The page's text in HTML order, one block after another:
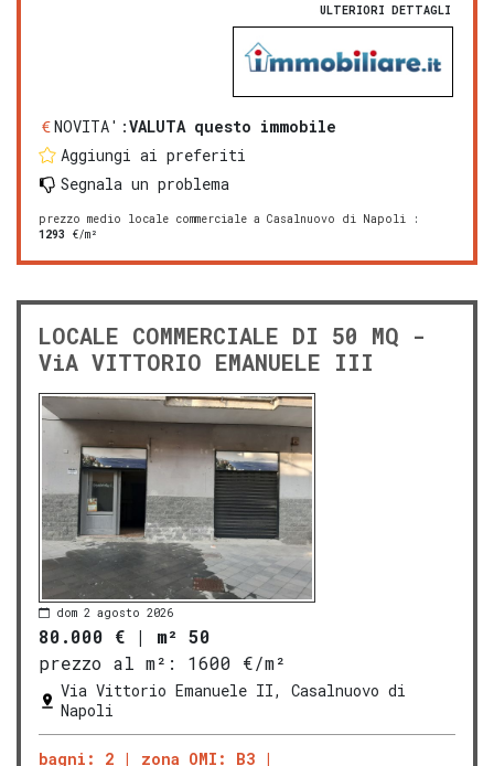
ULTERIORI DETTAGLI
NOVITA':VALUTA questo immobile
Aggiungi ai preferiti
Segnala un problema
prezzo medio locale commerciale a Casalnuovo di Napoli :
1293 €/m²
LOCALE COMMERCIALE DI 50 MQ -
ViA VITTORIO EMANUELE III
dom 2 agosto 2026
80.000 € | m² 50
prezzo al m²:
1600 €/m²
Via Vittorio Emanuele II, Casalnuovo di
Napoli
bagni: 2 zona OMI: B3